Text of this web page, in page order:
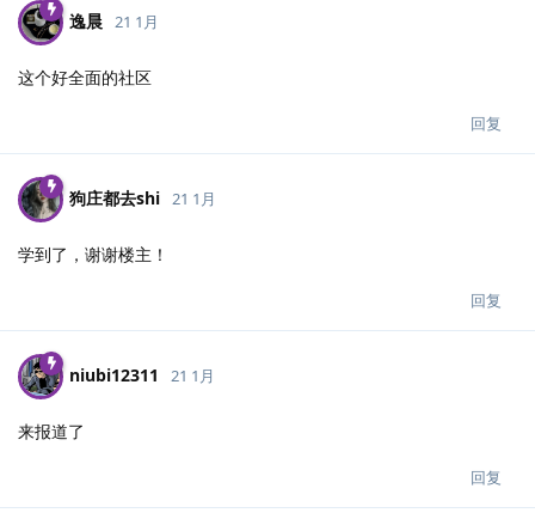
逸晨 21 1月
这个好全面的社区
回复
狗庄都去shi 21 1月
学到了，谢谢楼主！
回复
niubi12311 21 1月
来报道了
回复